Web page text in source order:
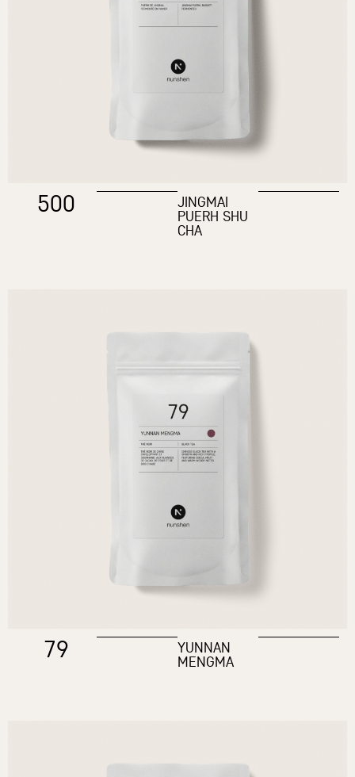
500 JINGMAI
PUERH SHU
CHA
79 YUNNAN
MENGMA